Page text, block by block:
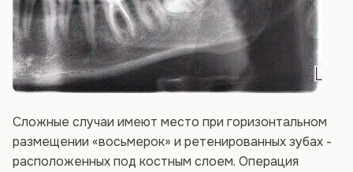
Сложные случаи имеют место при горизонтальном
размещении «восьмерок» и ретенированных зубах -
расположенных под костным слоем. Операция